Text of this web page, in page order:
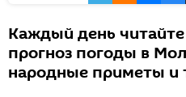
Каждый день
прогноз погоды в
народные приметы и